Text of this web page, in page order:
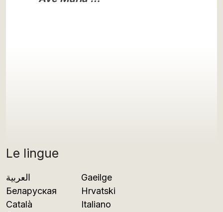
Le lingue
العربية
Беларуская
Català
Gaeilge
Hrvatski
Italiano